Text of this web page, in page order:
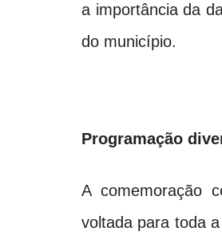
a importância da
do município.
Programação
A comemoração
voltada para toda